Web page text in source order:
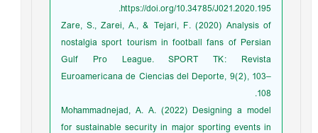
https://doi.org/10.34785/J021.2020.195.
Zare, S., Zarei, A., & Tejari, F. (2020) Analysis of
nostalgia sport tourism in football fans of Persian
Gulf Pro League. SPORT TK: Revista
Euroamericana de Ciencias del Deporte, 9(2), 103–
108.
Mohammadnejad, A. A. (2022) Designing a model
for sustainable security in major sporting events in